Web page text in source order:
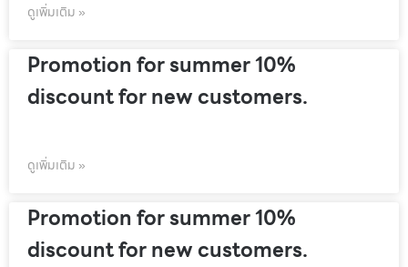
ดูเพิ่มเติม »
Promotion for summer 10%
discount for new customers.
ดูเพิ่มเติม »
Promotion for summer 10%
discount for new customers.